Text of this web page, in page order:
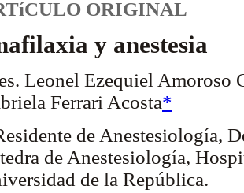
ORIGINAL
y anestesia
Leonel Ezequiel Amoroso
Ferrari Acosta*
de Anestesiología,
de Anestesiología,
de la República.